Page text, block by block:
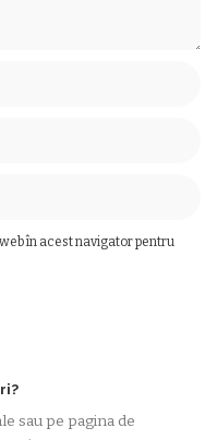
în acest navigator pentru
sau pe pagina de